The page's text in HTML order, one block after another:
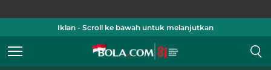
Iklan - Scroll ke bawah untuk melanjutkan